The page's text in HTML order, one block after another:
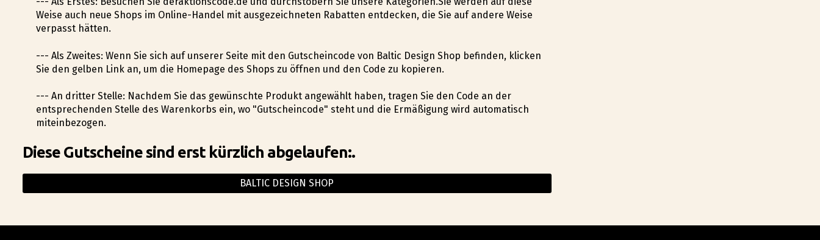
Weise auch neue Shops im Online-Handel mit ausgezeichneten Rabatten entdecken, die Sie auf andere Weise
verpasst hätten.
--- Als Zweites: Wenn Sie sich auf unserer Seite mit den Gutscheincode von Baltic Design Shop befinden, klicken
Sie den gelben Link an, um die Homepage des Shops zu öffnen und den Code zu kopieren.
--- An dritter Stelle: Nachdem Sie das gewünschte Produkt angewählt haben, tragen Sie den Code an der
entsprechenden Stelle des Warenkorbs ein, wo "Gutscheincode" steht und die Ermäßigung wird automatisch
miteinbezogen.
Diese Gutscheine sind erst kürzlich abgelaufen:.
BALTIC DESIGN SHOP